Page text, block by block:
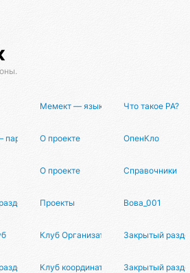
Мемект — язык разметки данных
Что такое РА?
программа
О проекте ОпенКло
О проекте Справочники
Проекты Вова_001
Клуб Организаторов Закрытый раздел
Клуб координаторов Закрытый раздел